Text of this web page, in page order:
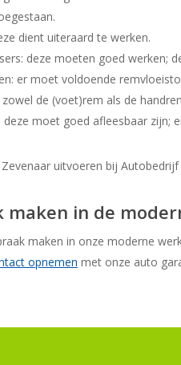
dient uiteraard te werken.
deze moeten goed werken;
er moet voldoende
zowel de (voet)rem als de
deze moet goed afleesbaar zijn;
uitvoeren bij
maken in de
maken in onze moderne
opnemen met onze auto